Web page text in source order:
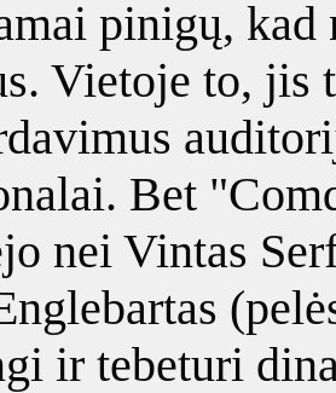
pinigų,
Vietoje to, jis
Bet
nei Vintas
ir tebeturi